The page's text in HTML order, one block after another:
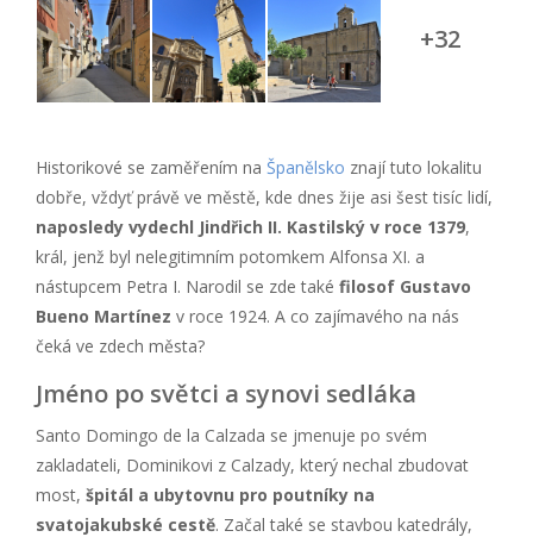
+32
Historikové se zaměřením na Španělsko znají tuto lokalitu
dobře, vždyť právě ve městě, kde dnes žije asi šest tisíc lidí,
naposledy vydechl Jindřich II. Kastilský v roce 1379,
král, jenž byl nelegitimním potomkem Alfonsa XI. a
nástupcem Petra I. Narodil se zde také filosof Gustavo
Bueno Martínez v roce 1924. A co zajímavého na nás
čeká ve zdech města?
Jméno po světci a synovi sedláka
Santo Domingo de la Calzada se jmenuje po svém
zakladateli, Dominikovi z Calzady, který nechal zbudovat
most, špitál a ubytovnu pro poutníky na
svatojakubské cestě. Začal také se stavbou katedrály,